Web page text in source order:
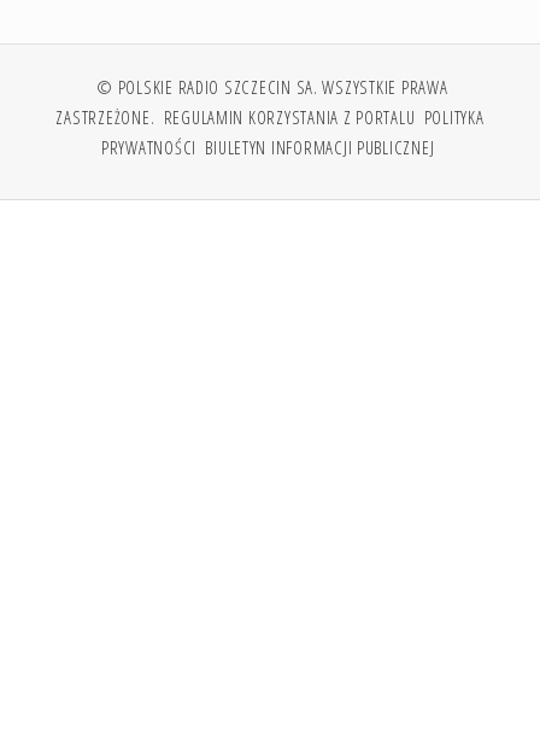
© POLSKIE RADIO SZCZECIN SA. WSZYSTKIE PRAWA
ZASTRZEŻONE. REGULAMIN KORZYSTANIA Z PORTALU POLITYKA
PRYWATNOŚCI BIULETYN INFORMACJI PUBLICZNEJ